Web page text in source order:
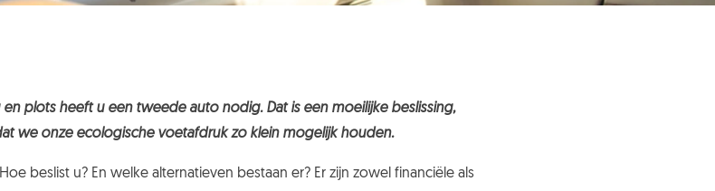
plots heeft u een tweede auto nodig. Dat is een moeilijke beslissing,
we onze ecologische voetafdruk zo klein mogelijk houden.
beslist u? En welke alternatieven bestaan er? Er zijn zowel financiële als